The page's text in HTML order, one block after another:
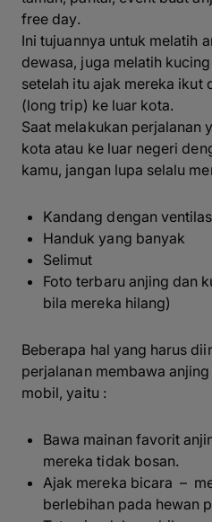
free day.
Ini tujuannya untuk melatih
dewasa, juga melatih
setelah itu ajak mereka ikut
(long trip) ke luar kota.
Saat melakukan perjalanan
kota atau ke luar negeri
kamu, jangan lupa selalu
Kandang dengan
Handuk yang banyak
Selimut
Foto terbaru anjing dan
bila mereka hilang)
Beberapa hal yang harus
perjalanan membawa
mobil, yaitu :
Bawa mainan favorit
mereka tidak bosan.
Ajak mereka bicara –
berlebihan pada hewan